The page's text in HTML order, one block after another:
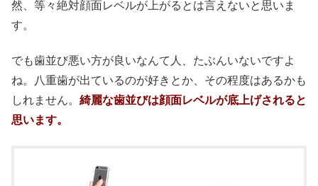
然、等々絶対顔面レベルが上がるとは言えないと思いま
す。
でも歯並び悪い方が良いなんて人、たぶんいないですよ
ね。八重歯が出ているのが好きとか、その程度はあるかも
しれません。 綺麗な歯並びは顔面レベルが底上げされると
思います。